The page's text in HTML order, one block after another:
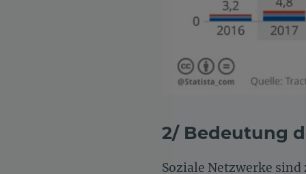
2/ Bedeutung
Soziale Netzwerke